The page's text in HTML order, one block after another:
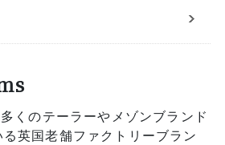
くのテーラーやメゾンブランド
英国老舗ファクトリーブラン